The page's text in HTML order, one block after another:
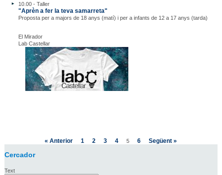
10.00 - Taller
"Aprèn a fer la teva samarreta"
Proposta per a majors de 18 anys (matí) i per a infants de 12 a 17 anys (tarda)
El Mirador
Lab Castellar
« Anterior 1 2 3 4 5 6 Següent »
Cercador
Text